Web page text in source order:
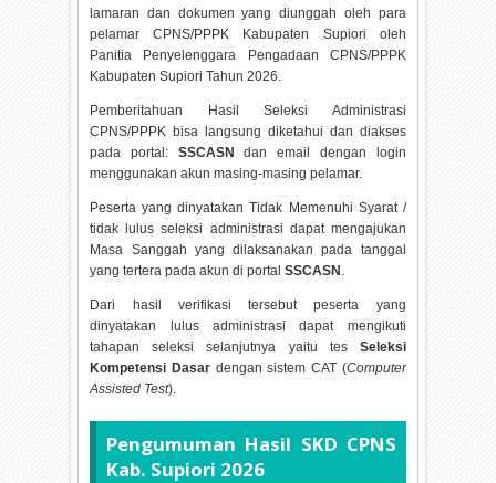
lamaran dan dokumen yang diunggah oleh para
pelamar CPNS/PPPK Kabupaten Supiori oleh
Panitia Penyelenggara Pengadaan CPNS/PPPK
Kabupaten Supiori Tahun2026.
Pemberitahuan Hasil Seleksi Administrasi
CPNS/PPPK bisa langsung diketahui dan diakses
pada portal: SSCASN
dan email dengan login
menggunakan akun masing-masing pelamar.
Peserta yang dinyatakan Tidak Memenuhi Syarat /
tidak lulus seleksi administrasi dapat mengajukan
Masa Sanggah yang dilaksanakan pada tanggal
yang tertera pada akun di portalSSCASN .
Dari hasil verifikasi tersebut peserta yang
dinyatakan lulus administrasi dapat mengikuti
tahapan seleksi selanjutnya yaitu tes Seleksi
Kompetensi Dasar dengan sistem CAT (Computer
Assisted Test).
Pengumuman Hasil SKD CPNS
Kab. Supiori 2026